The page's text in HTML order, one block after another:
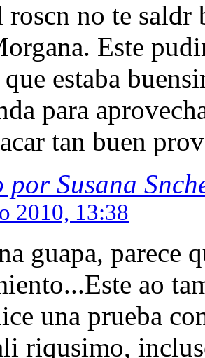
roscn no te
Este
estaba
para
tan buen
Susana
2010, 13:38
guapa, parece
ao
una prueba
riqusimo,